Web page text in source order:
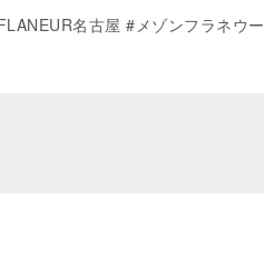
名古屋 #メゾンフラネウ